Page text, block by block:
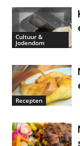
Cultuur &
Jodendom
Recepten